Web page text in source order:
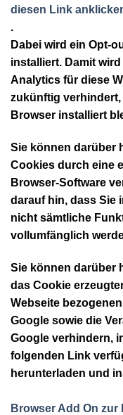
diesen Link
.
Dabei wird ein Opt-
installiert. Damit
Analytics für diese
zukünftig
Browser installiert
Sie können darüber
Cookies durch eine
Browser-Software
darauf hin, dass Sie
nicht sämtliche
vollumfänglich
Sie können darüber
das Cookie
Webseite
Google sowie die
Google verhindern,
folgenden Link
herunterladen und
Browser Add On